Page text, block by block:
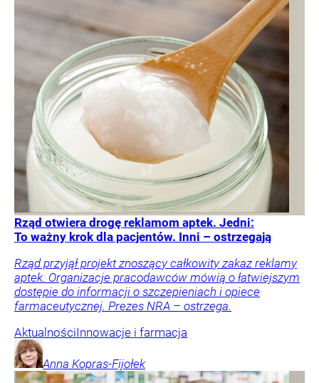
Rząd otwiera drogę reklamom aptek. Jedni:
To ważny krok dla pacjentów. Inni – ostrzegają
Rząd przyjął projekt znoszący całkowity zakaz reklamy
aptek. Organizacje pracodawców mówią o łatwiejszym
dostępie do informacji o szczepieniach i opiece
farmaceutycznej. Prezes NRA – ostrzega.
AktualnościInnowacje i farmacja
Anna Kopras-Fijołek